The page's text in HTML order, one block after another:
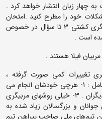
چهار زبان انتشار خواهد کرد .
خود را مطرح کنید .امتحان
بصورت کتبی می باشد . در خصوص مربیگری کشتی 3 تا سؤال در خصوص
فیلا هستند .
تغییرات کمی صورت گرفته ،
اطلاعات مربیان به روز نیست این موارد شامل : 1- هرچی خودشان انجام می
دادند انتقال می دهند .2- کپی برداری از دیگران . 3- خیلی روشهای مربیگری
. 4- فاصله بین جوانان و بزرگسالان زیاد شده به
مربیگری . 5- 7% جوانان تیم‌های ملی صاحب پیراهن تیم